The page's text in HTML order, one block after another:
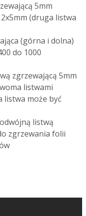
5mm
(druga listwa
(górna i dolna)
do 1000
zgrzewającą 5mm
listwami
listwa może być
listwą
zgrzewania folii